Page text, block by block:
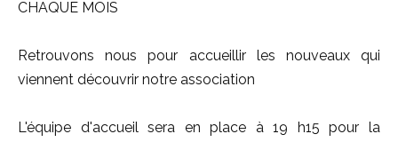
CHAQUE MOIS
Retrouvons nous pour accueillir les nouveaux qui
viennent découvrir notre association
L'équipe d'accueil sera en place à 19 h15 pour la